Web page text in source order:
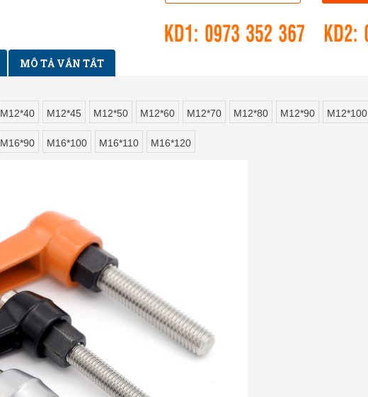
MÔ TẢ VẮN TẮT
M12*40 M12*45 M12*50 M12*60 M12*70 M12*80 M12*90 M12*100
M16*90 M16*100 M16*110 M16*120